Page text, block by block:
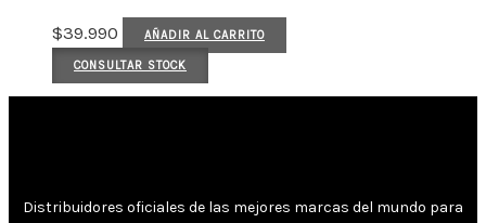
$39.990 AÑADIR AL CARRITO
CONSULTAR STOCK
Distribuidores oficiales de las mejores marcas del mundo para